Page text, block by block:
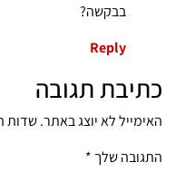
בבקשה?
Reply
כתיבת תגובה
האימייל לא יוצג באתר.שדות
התגובה שלך*